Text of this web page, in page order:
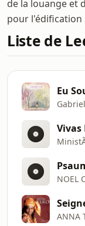
de la louange et
pour l'édification
Liste de
Eu
Vivas
NOEL
ANNA